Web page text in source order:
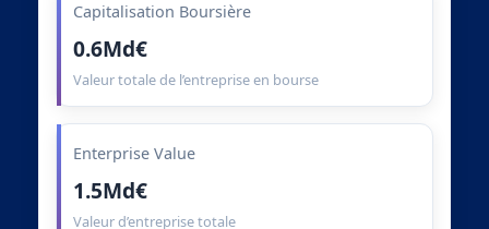
Capitalisation Boursière
0.6Md€
Valeur totale de l’entreprise en bourse
Enterprise Value
1.5Md€
Valeur d’entreprise totale